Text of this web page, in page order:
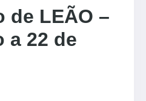
de LEÃO –
a 22 de